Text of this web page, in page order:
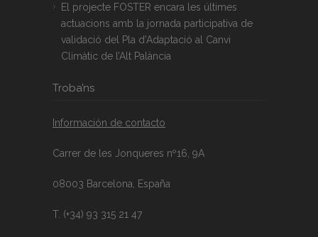
El projecte FOSTER encara les últimes
actuacions amb la jornada participativa de
validació del Pla d’Adaptació al Canvi
Climàtic de l’Alt Palància
Troba’ns
Información de contacto
Carrer de les Jonqueres nº16, 9A
08003 Barcelona, España
T. (+34) 93 315 21 47